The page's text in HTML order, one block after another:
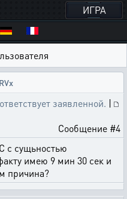
ИГРА
заявленной. |
Сообщение #4
сущьностью
имею 9 мин 30 сек и
причина?